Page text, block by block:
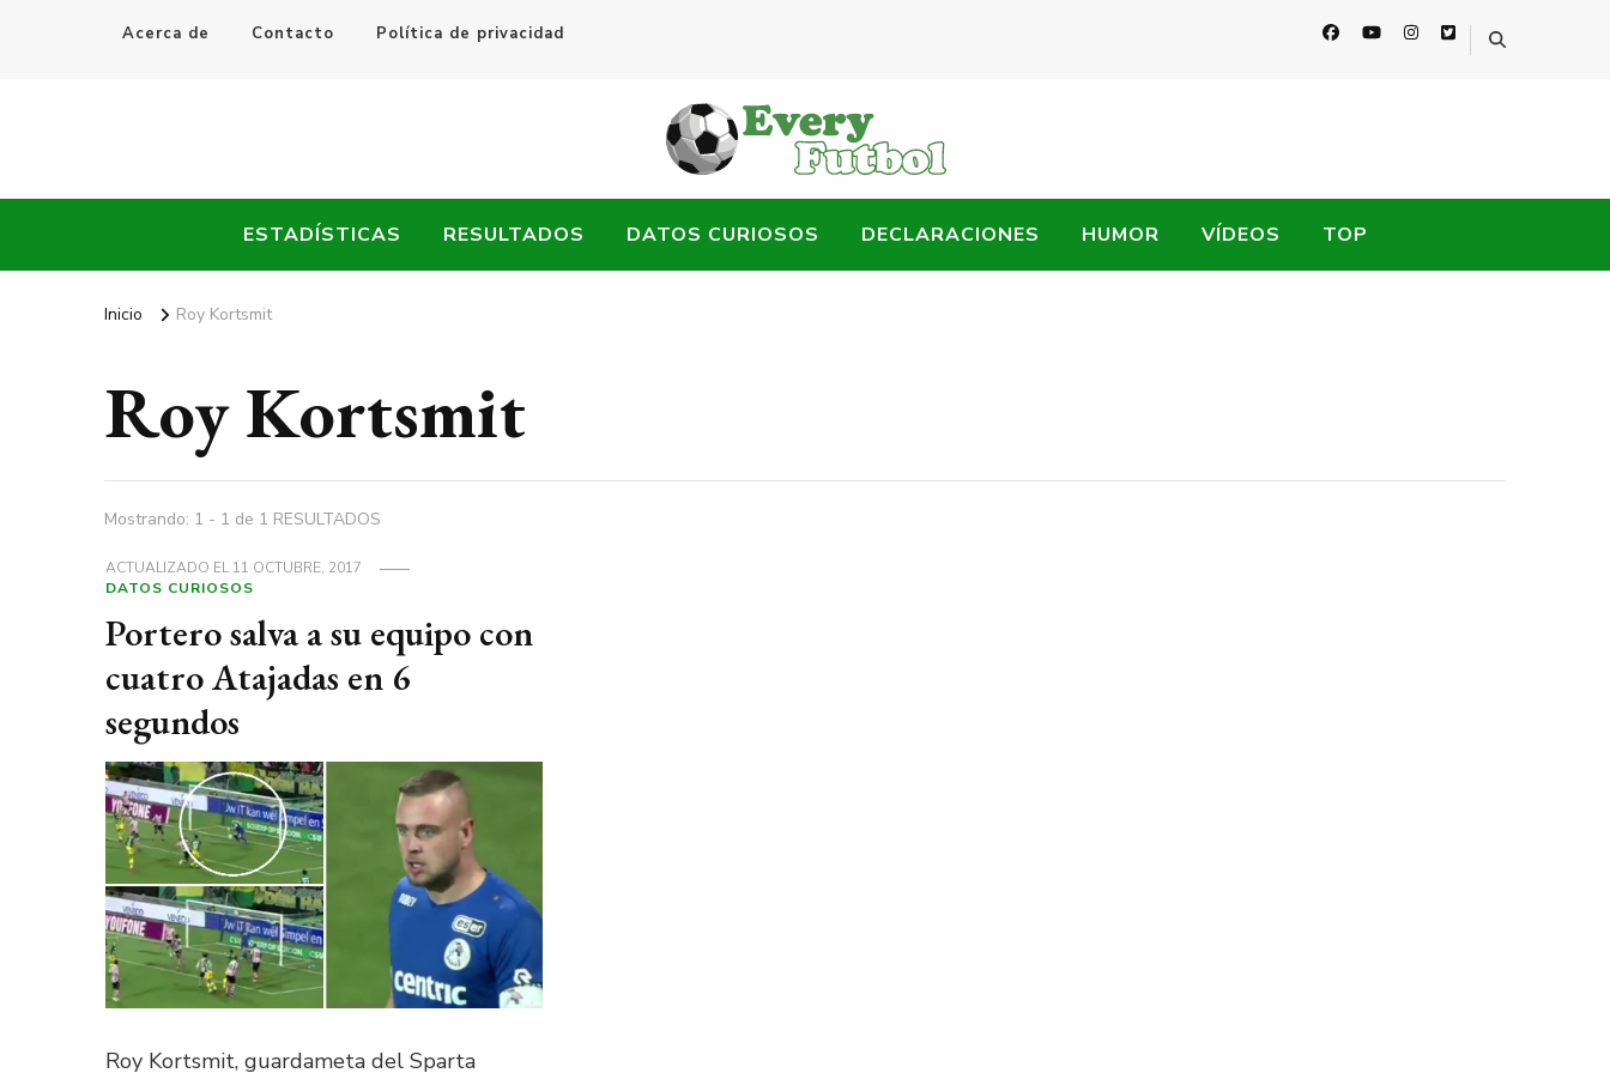
Acerca de Contacto Política de privacidad
Every Fútbol
ESTADÍSTICAS RESULTADOS DATOS CURIOSOS DECLARACIONES HUMOR VÍDEOS TOP
Inicio Roy Kortsmit
Roy Kortsmit
Mostrando: 1 - 1 de 1 RESULTADOS
ACTUALIZADO EL11 OCTUBRE, 2017
DATOS CURIOSOS
Portero salva a su equipo con
cuatro Atajadas en 6
segundos
Roy Kortsmit, guardameta del Sparta